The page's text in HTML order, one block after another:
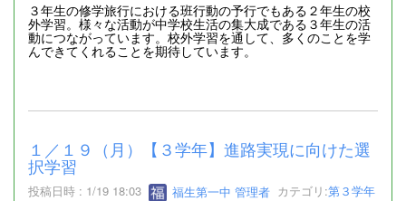
３年生の修学旅行における班行動の予行でもある２年生の校
外学習。様々な活動が中学校生活の集大成である３年生の活
動につながっています。校外学習を通して、多くのことを学
んできてくれることを期待しています。
１／１９（月）【３学年】進路実現に向けた選
択学習
投稿日時 : 1/19 18:03 福生第一中 管理者 カテゴリ:第３学年